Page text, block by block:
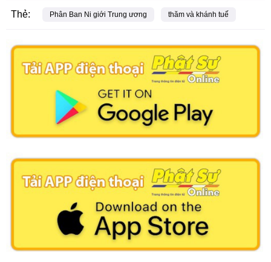
Thẻ: Phân Ban Ni giới Trung ương thăm và khánh tuế